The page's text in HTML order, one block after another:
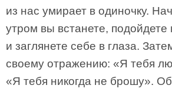
из нас умирает в одиночку.
утром вы встанете, подойдете
и заглянете себе в глаза.
своему отражению: «Я тебя
«Я тебя никогда не брошу».